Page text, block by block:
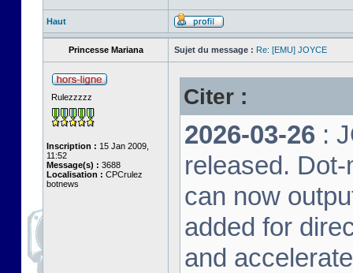
Haut
Princesse Mariana Sujet du message : Re: [EMU] JOYCE
Rulezzzzz
Inscription : 15 Jan 2009,
11:52
Message(s) : 3688
Localisation : CPCrulez
botnews
Citer :
2026-03-26 :
released.
can now
added for
and